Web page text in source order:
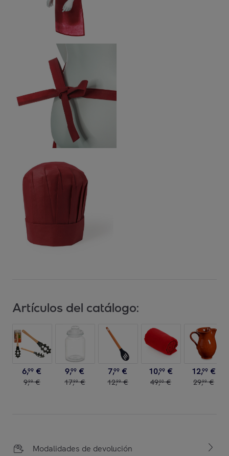
Artículos del catálogo:
6,99 €
9,99 €
9,99 €
17,99 €
7,99 €
12,99 €
10,99 €
49,00 €
12,99 €
29,99 €
Modalidades de devolución